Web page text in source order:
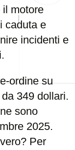
motore
caduta e
incidenti e
ordine su
349 dollari.
sono
2025.
Per